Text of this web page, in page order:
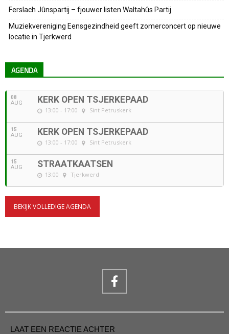
Ferslach Jûnspartij – fjouwer listen Waltahûs Partij
Muziekvereniging Eensgezindheid geeft zomerconcert op nieuwe
locatie in Tjerkwerd
AGENDA
08
AUG KERK OPEN TSJERKEPAAD
13:00 - 17:00 Sint Petruskerk
15
AUG KERK OPEN TSJERKEPAAD
13:00 - 17:00 Sint Petruskerk
15
AUG STRAATKAATSEN
13:00 Tjerkwerd
BEKIJK VOLLEDIGE AGENDA
LAAT EEN REACTIE ACHTER